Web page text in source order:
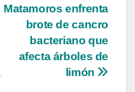
Matamoros enfrenta
brote de cancro
bacteriano que
afecta árboles de
limón